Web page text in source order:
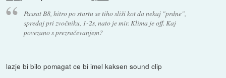
Passat B8, hitro po startu se tiho sliši kot da nekaj "prdne",
spredaj pri zvočniku, 1-2s, nato je mir. Klima je off. Kaj
povezano s prezračevanjem?
lazje bi bilo pomagat ce bi imel kaksen sound clip